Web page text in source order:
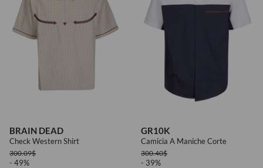
BRAIN DEAD
Check Western Shirt
300.09$
- 49%
GR10K
Camicia A Maniche Corte
300.40$
- 39%